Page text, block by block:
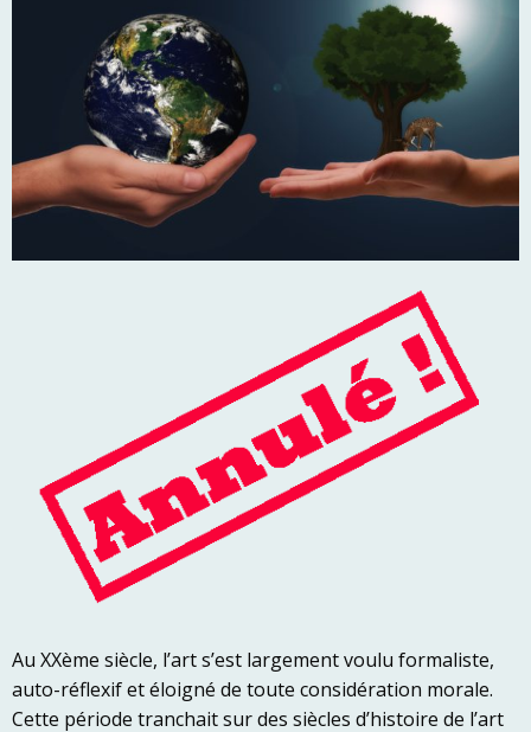
Au XXème siècle, l’art s’est largement voulu formaliste,
auto-réflexif et éloigné de toute considération morale.
Cette période tranchait sur des siècles d’histoire de l’art